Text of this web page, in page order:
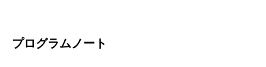
プログラムノート